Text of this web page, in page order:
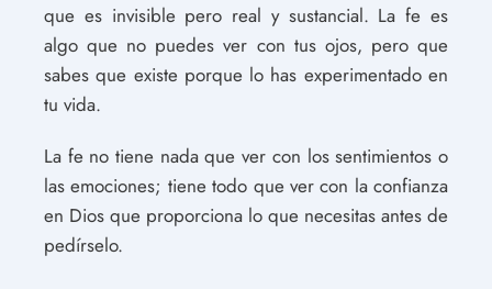
que es invisible pero real y sustancial. La fe es
algo que no puedes ver con tus ojos, pero que
sabes que existe porque lo has experimentado en
tu vida.
La fe no tiene nada que ver con los sentimientos o
las emociones; tiene todo que ver con la confianza
en Dios que proporciona lo que necesitas antes de
pedírselo.